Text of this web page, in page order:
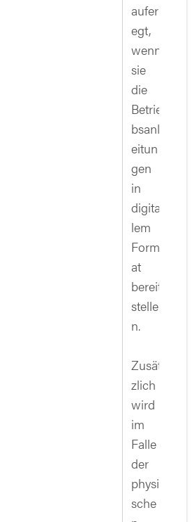
auferl
egt,
wenn
sie
die
Betrie
bsanl
eitun
gen
in
digita
lem
Form
at
bereit
stelle
n.
Zusät
zlich
wird
im
Falle
der
physi
sche